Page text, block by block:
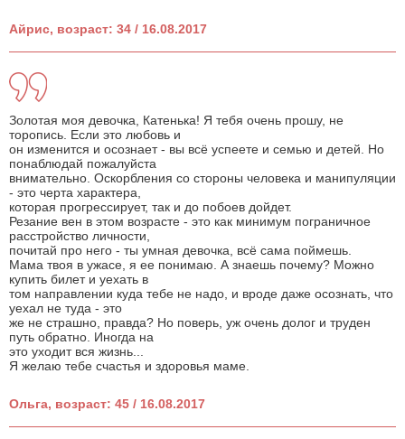
Айрис, возраст: 34 / 16.08.2017
Золотая моя девочка, Катенька! Я тебя очень прошу, не
торопись. Если это любовь и
он изменится и осознает - вы всё успеете и семью и детей. Но
понаблюдай пожалуйста
внимательно. Оскорбления со стороны человека и манипуляции
- это черта характера,
которая прогрессирует, так и до побоев дойдет.
Резание вен в этом возрасте - это как минимум пограничное
расстройство личности,
почитай про него - ты умная девочка, всё сама поймешь.
Мама твоя в ужасе, я ее понимаю. А знаешь почему? Можно
купить билет и уехать в
том направлении куда тебе не надо, и вроде даже осознать, что
уехал не туда - это
же не страшно, правда? Но поверь, уж очень долог и труден
путь обратно. Иногда на
это уходит вся жизнь...
Я желаю тебе счастья и здоровья маме.
Ольга, возраст: 45 / 16.08.2017